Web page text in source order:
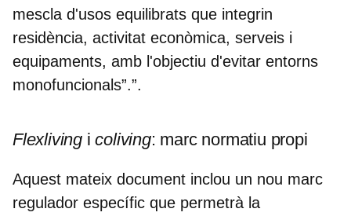
mescla d'usos equilibrats que integrin
residència, activitat econòmica, serveis i
equipaments, amb l'objectiu d'evitar entorns
monofuncionals”.”.
Flexliving icoliving: marc normatiu propi
Aquest mateix document inclou un nou marc
regulador específic que permetrà la